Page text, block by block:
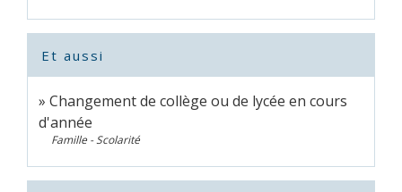
Et aussi
Changement de collège ou de lycée en cours
d'année
Famille - Scolarité